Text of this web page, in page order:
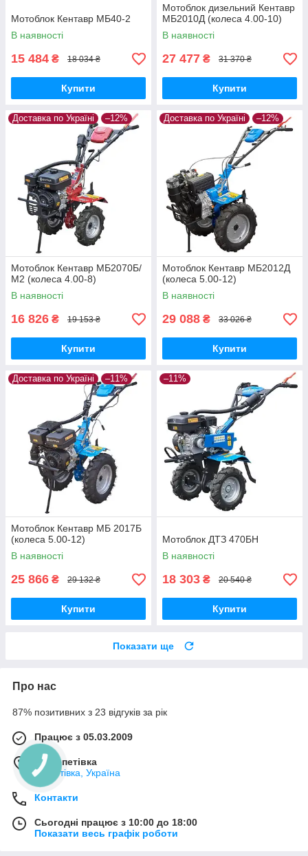
Мотоблок Кентавр МБ40-2
В наявності
15 484 ₴ 18 034 ₴
Купити
Мотоблок дизельний Кентавр
МБ2010Д (колеса 4.00-10)
В наявності
27 477 ₴ 31 370 ₴
Купити
Доставка по Україні –12%
Мотоблок Кентавр МБ2070Б/
М2 (колеса 4.00-8)
В наявності
16 826 ₴ 19 153 ₴
Купити
Доставка по Україні –12%
Мотоблок Кентавр МБ2012Д
(колеса 5.00-12)
В наявності
29 088 ₴ 33 026 ₴
Купити
Доставка по Україні –11%
Мотоблок Кентавр МБ 2017Б
(колеса 5.00-12)
В наявності
25 866 ₴ 29 132 ₴
Купити
–11%
Мотоблок ДТЗ 470БН
В наявності
18 303 ₴ 20 540 ₴
Купити
Показати ще
Про нас
87% позитивних з 23 відгуків за рік
Працює з 05.03.2009
м. Шепетівка
Шепетівка, Україна
Контакти
Сьогодні працює з 10:00 до 18:00
Показати весь графік роботи